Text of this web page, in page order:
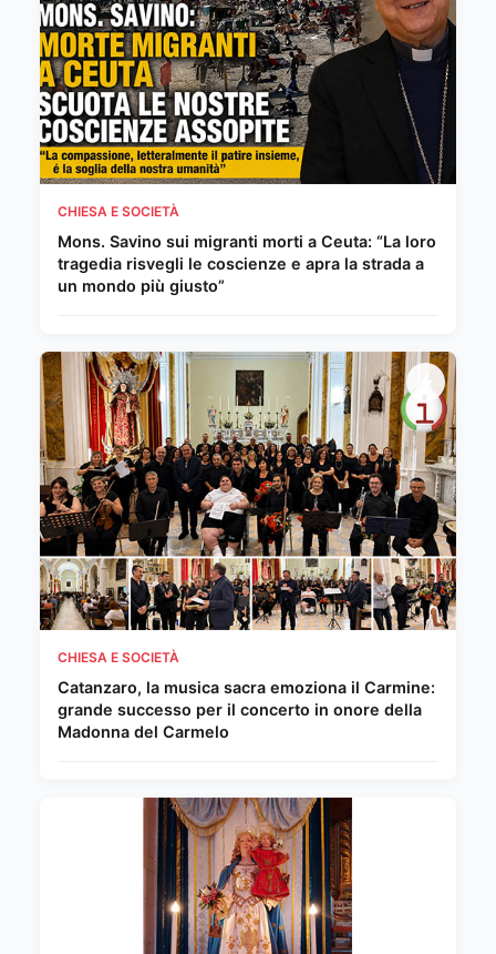
CHIESA E SOCIETÀ
Mons. Savino sui migranti morti a Ceuta: “La loro
tragedia risvegli le coscienze e apra la strada a
un mondo più giusto”
CHIESA E SOCIETÀ
Catanzaro, la musica sacra emoziona il Carmine:
grande successo per il concerto in onore della
Madonna del Carmelo